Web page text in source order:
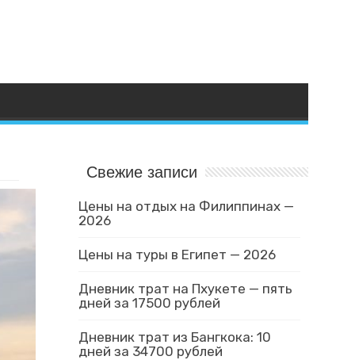
Свежие записи
Цены на отдых на Филиппинах —
2026
Цены на туры в Египет — 2026
Дневник трат на Пхукете — пять
дней за 17500 рублей
Дневник трат из Бангкока: 10
дней за 34700 рублей